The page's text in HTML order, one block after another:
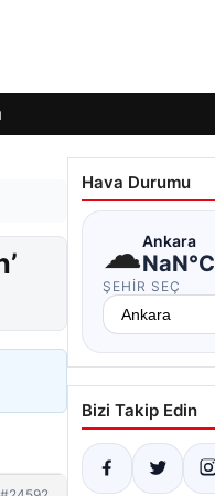
Hava Durumu
☁Ankara
NaN°C
ŞEHIR SEÇ
Bizi Takip Edin